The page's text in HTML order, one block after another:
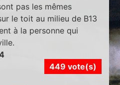
pas les mêmes
le toit au milieu de B13
à la personne qui
449 vote(s)